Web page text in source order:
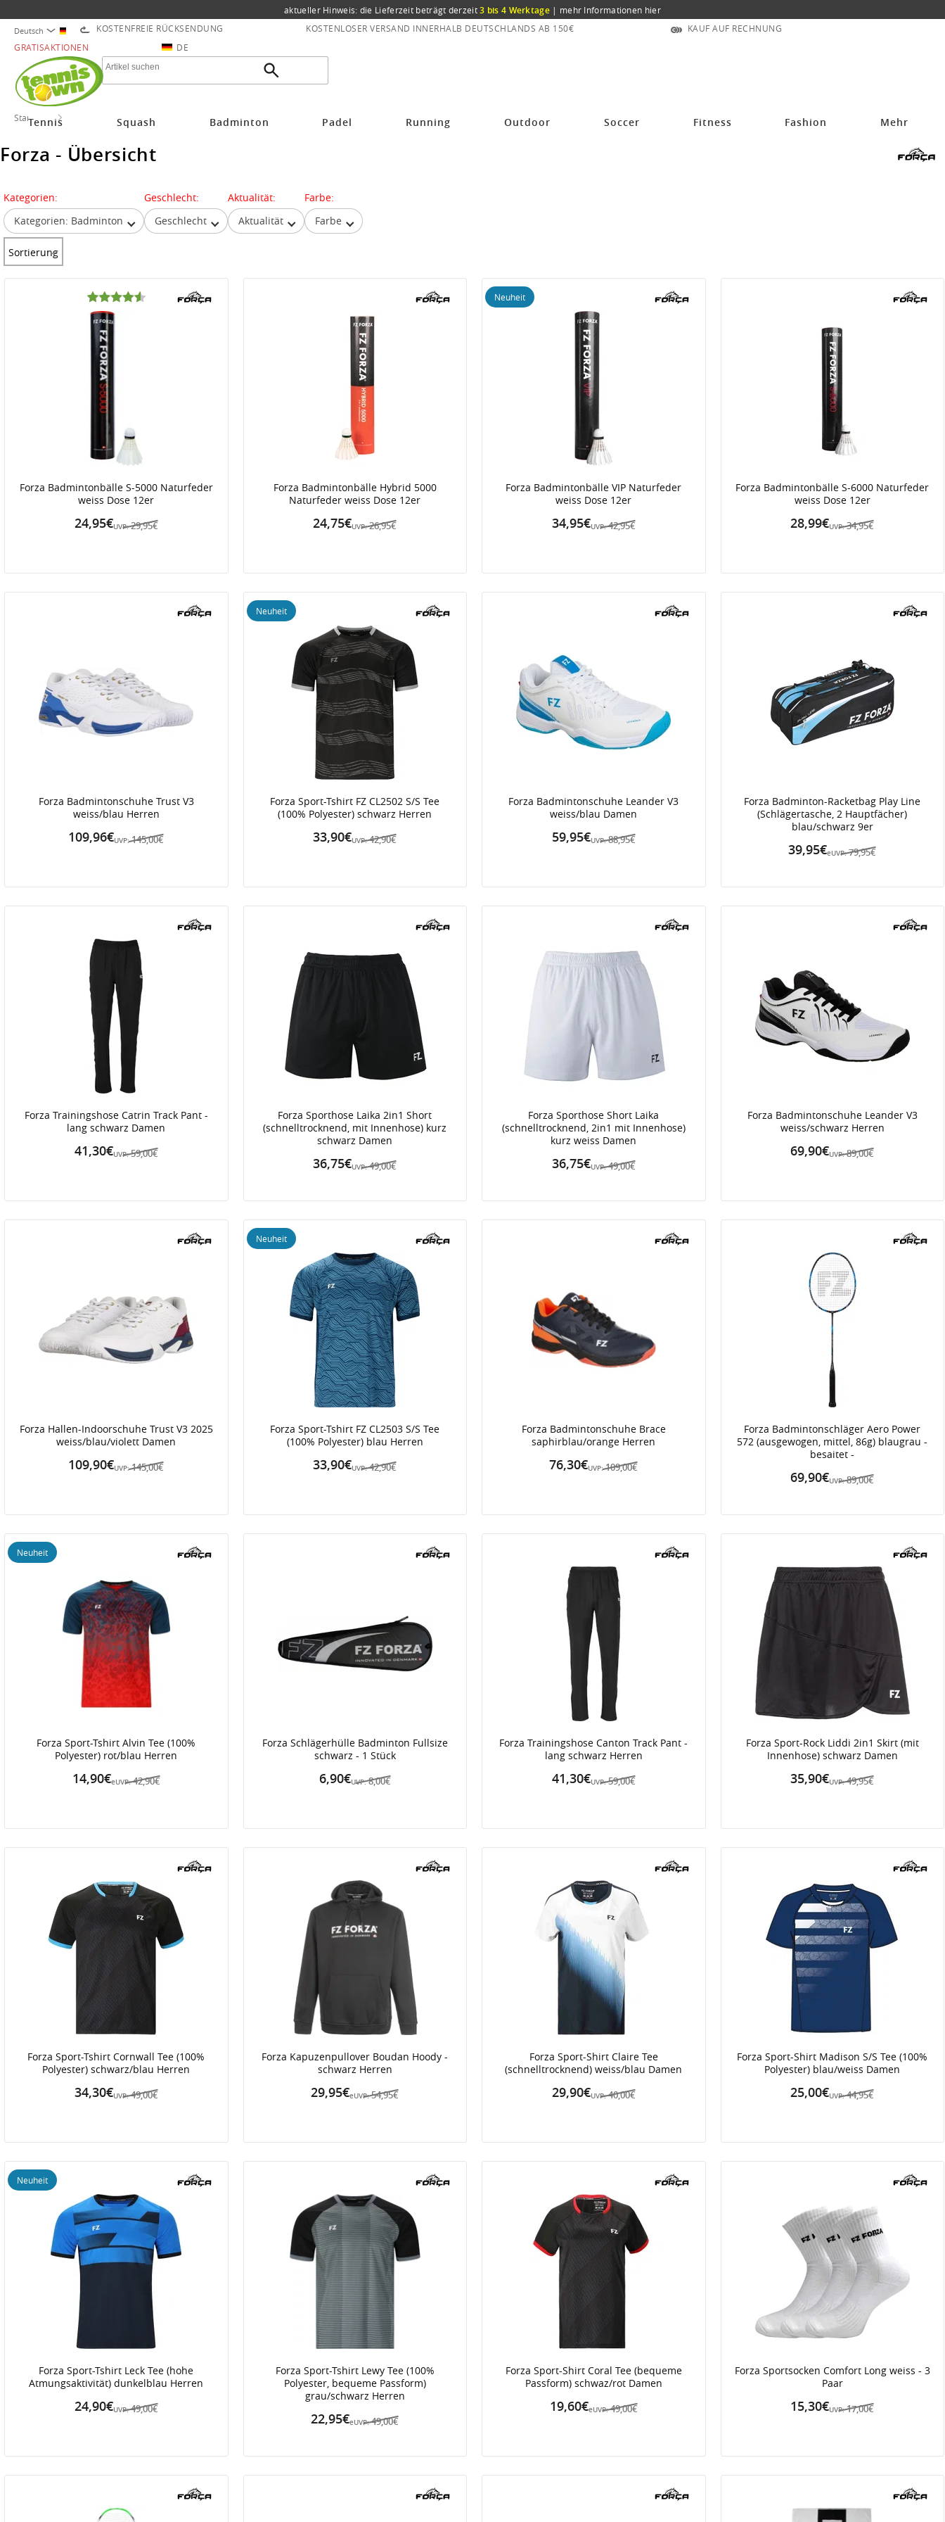
aktueller Hinweis: die Lieferzeit beträgt derzeit3 bis 4 Werktage | mehr Informationen hier
Deutsch KOSTENFREIE RÜCKSENDUNG KOSTENLOSER VERSAND INNERHALB DEUTSCHLANDS AB 150€
KAUF AUF RECHNUNG
GRATISAKTIONEN
DE
Tennis Squash Badminton Padel Running Outdoor Soccer Fitness Fashion Mehr
Startseite
Forza - Übersicht
Kategorien:
Kategorien: Badminton
Geschlecht:
Geschlecht
Aktualität:
Aktualität
Farbe:
Farbe
Sortierung
Forza Badmintonbälle S-5000 Naturfeder
weiss Dose 12er
UVP: 29,95€
24,95€
Forza Badmintonbälle Hybrid 5000
Naturfeder weiss Dose 12er
UVP: 26,95€
24,75€
Forza Badmintonbälle VIP Naturfeder
weiss Dose 12er
UVP: 42,95€
34,95€
Neuheit
Forza Badmintonbälle S-6000 Naturfeder
weiss Dose 12er
UVP: 34,95€
28,99€
Forza Badmintonschuhe Trust V3
weiss/blau Herren
UVP: 145,00€
109,96€
Forza Sport-Tshirt FZ CL2502 S/S Tee
(100% Polyester) schwarz Herren
UVP: 42,90€
33,90€
Neuheit
Forza Badmintonschuhe Leander V3
weiss/blau Damen
UVP: 88,95€
59,95€
Forza Badminton-Racketbag Play Line
(Schlägertasche, 2 Hauptfächer)
blau/schwarz 9er
eUVP: 79,95€
39,95€
Forza Trainingshose Catrin Track Pant -
lang schwarz Damen
UVP: 59,00€
41,30€
Forza Sporthose Laika 2in1 Short
(schnelltrocknend, mit Innenhose) kurz
schwarz Damen
UVP: 49,00€
36,75€
Forza Sporthose Short Laika
(schnelltrocknend, 2in1 mit Innenhose)
kurz weiss Damen
UVP: 49,00€
36,75€
Forza Badmintonschuhe Leander V3
weiss/schwarz Herren
UVP: 89,00€
69,90€
Forza Hallen-Indoorschuhe Trust V3 2025
weiss/blau/violett Damen
UVP: 145,00€
109,90€
Forza Sport-Tshirt FZ CL2503 S/S Tee
(100% Polyester) blau Herren
UVP: 42,90€
33,90€
Neuheit
Forza Badmintonschuhe Brace
saphirblau/orange Herren
UVP: 109,00€
76,30€
Forza Badmintonschläger Aero Power
572 (ausgewogen, mittel, 86g) blaugrau -
besaitet -
UVP: 89,00€
69,90€
Forza Sport-Tshirt Alvin Tee (100%
Polyester) rot/blau Herren
eUVP: 42,90€
14,90€
Neuheit
Forza Schlägerhülle Badminton Fullsize
schwarz - 1 Stück
UVP: 8,00€
6,90€
Forza Trainingshose Canton Track Pant -
lang schwarz Herren
UVP: 59,00€
41,30€
Forza Sport-Rock Liddi 2in1 Skirt (mit
Innenhose) schwarz Damen
UVP: 49,95€
35,90€
Forza Sport-Tshirt Cornwall Tee (100%
Polyester) schwarz/blau Herren
UVP: 49,00€
34,30€
Forza Kapuzenpullover Boudan Hoody -
schwarz Herren
eUVP: 54,95€
29,95€
Forza Sport-Shirt Claire Tee
(schnelltrocknend) weiss/blau Damen
UVP: 40,00€
29,90€
Forza Sport-Shirt Madison S/S Tee (100%
Polyester) blau/weiss Damen
UVP: 44,95€
25,00€
Forza Sport-Tshirt Leck Tee (hohe
Atmungsaktivität) dunkelblau Herren
UVP: 49,00€
24,90€
Neuheit
Forza Sport-Tshirt Lewy Tee (100%
Polyester, bequeme Passform)
grau/schwarz Herren
eUVP: 49,00€
22,95€
Forza Sport-Shirt Coral Tee (bequeme
Passform) schwaz/rot Damen
eUVP: 49,00€
19,60€
Forza Sportsocken Comfort Long weiss - 3
Paar
UVP: 17,00€
15,30€